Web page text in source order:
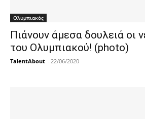
Ολυμπιακός
Πιάνουν άμεσα δουλειά οι
του Ολυμπιακού! (photo)
TalentAbout - 22/06/2020